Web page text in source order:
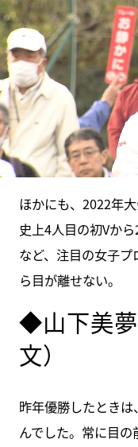
ほかにも、2022年
史上4人目の初Vか
など、注目の女子
ら目が離せない。
◆山下美
文）
昨年優勝したとき
んでした。常に目